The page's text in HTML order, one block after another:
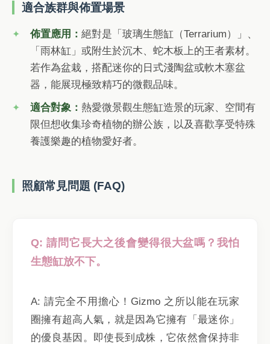
適合族群與佈置場景
佈置應用：絕對是「玻璃生態缸（Terrarium）」、
「雨林缸」或附生於沉木、蛇木板上的王者素材。
若作為盆栽，搭配迷你的日式淺陶盆或軟木塞盆
器，能展現極致精巧的微觀品味。
適合對象：熱愛微景觀生態缸造景的玩家、空間有
限但想收集珍奇植物的辦公族，以及喜歡享受特殊
養護樂趣的植物愛好者。
照顧常見問題 (FAQ)
Q: 請問它長大之後會變得很大盆嗎？我怕
生態缸放不下。
A: 請完全不用擔心！Gizmo 之所以能在玩家
圈擁有超高人氣，就是因為它擁有「最迷你」
的優良基因。即使長到成株，它依然會保持非